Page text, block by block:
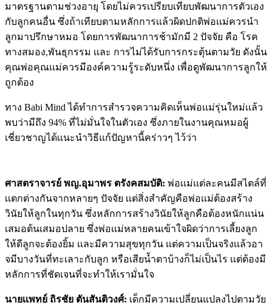
มาตรฐานตามช่วงอายุ โดยไม่ควรเปรียบเทียบพัฒนาการตัวเอง
กับลูกคนอื่น ซึ่งถ้าเทียบตามหลักการเเล้วผิดปกติพ่อเเม่ควรนำ
ลูกมาปรึกษาหมอ โดยการพัฒนาการช้ามักมี 2 ปัจจัย คือ โรค
ทางสมอง,พันธุกรรม เเละ การไม่ได้รับการกระตุ้นตามวัย ดังนั้น
คุณพ่อคุณเเม่ควรมีองค์ความรู้ระดับหนึ่ง เพื่อดูพัฒนาการลูกให้
ถูกต้อง
ทาง Babi Mind ได้ทำการสำรวจความคิดเห็นพ่อเเม่รุ่นใหม่เเล้ว
พบว่ามีถึง 94% ที่ไม่มั่นใจในตัวเอง ซึ่งภายในงานคุณหมอผู้
เชี่ยวชาญได้เเนะนำวิธีแก้ปัญหานี้คร่าวๆ ไว้ว่า
ศาสตราจารย์ พญ.อุมาพร ตรังคสมบัติ: พ่อเเม่เเต่ละคนมีสไตล์ที่
เเตกต่างกันจากหลายๆ ปัจจัย เเต่สิ่งสำคัญคือพ่อเเม่ต้องสร้าง
วินัยให้ลูกในทุกวัน ซึ่งหลักการสร้างวินัยให้ลูกคือต้องหนักแน่น
เสมอต้นเสมอปลาย ซึ่งพ่อเเม่หลายคนเข้าใจผิดว่าการเลี้ยงลูก
ให้ดีลูกจะต้องยิ้ม เเละมีความสุขทุกวัน เเต่ความเป็นจริงเเล้วอา
จมีบางวันที่ทะเลาะกับลูก หรือเสียน้ำตาบ้างก็ไม่เป็นไร เเต่ต้องมี
หลักการที่ชัดเจนที่จะทำให้เรามั่นใจ
นายเเพทย์ ถิรชัย ตันสันติวงศ์: เด็กมีความเปลี่ยนแปลงไปตามวัย